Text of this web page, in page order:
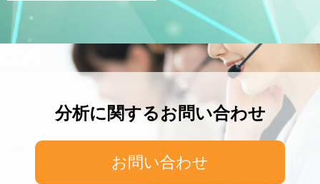
分析に関するお問い合わせ
お問い合わせ